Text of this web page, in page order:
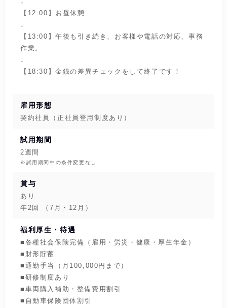
【12:00】お昼休憩
↓
【13:00】午後も引き続き、お客様や電話の対応、事務
作業。
↓
【18:30】金銭の差異チェックをして終了です！
雇用形態
契約社員（正社員登用制度あり）
試用期間
2週間
※試用期間中の条件変更なし
賞与
あり
年2回 （7月・12月）
福利厚生・待遇
■各種社会保険完備（雇用・労災・健康・厚生年金）
■財形貯蓄
■通勤手当（月100,000円まで）
■研修制度あり
■車両購入補助・整備費用割引
■自動車保険団体割引